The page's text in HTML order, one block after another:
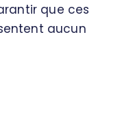
que ces
aucun